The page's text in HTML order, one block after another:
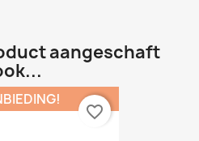
aangeschaft
favorite_border